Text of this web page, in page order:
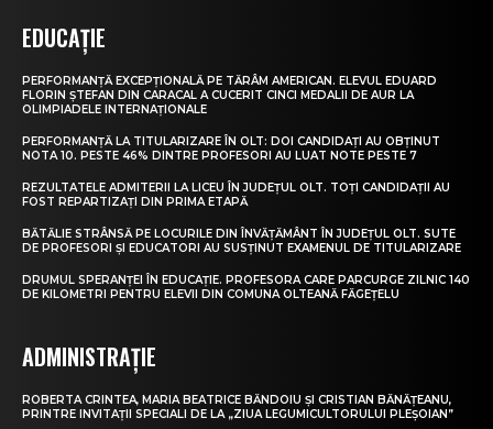
EDUCAȚIE
PERFORMANȚĂ EXCEPȚIONALĂ PE TĂRÂM AMERICAN. ELEVUL EDUARD
FLORIN ȘTEFAN DIN CARACAL A CUCERIT CINCI MEDALII DE AUR LA
OLIMPIADELE INTERNAȚIONALE
PERFORMANȚĂ LA TITULARIZARE ÎN OLT: DOI CANDIDAȚI AU OBȚINUT
NOTA 10. PESTE 46% DINTRE PROFESORI AU LUAT NOTE PESTE 7
REZULTATELE ADMITERII LA LICEU ÎN JUDEȚUL OLT. TOȚI CANDIDAȚII AU
FOST REPARTIZAȚI DIN PRIMA ETAPĂ
BĂTĂLIE STRÂNSĂ PE LOCURILE DIN ÎNVĂȚĂMÂNT ÎN JUDEȚUL OLT. SUTE
DE PROFESORI ȘI EDUCATORI AU SUSȚINUT EXAMENUL DE TITULARIZARE
DRUMUL SPERANȚEI ÎN EDUCAȚIE. PROFESORA CARE PARCURGE ZILNIC 140
DE KILOMETRI PENTRU ELEVII DIN COMUNA OLTEANĂ FĂGEȚELU
ADMINISTRAȚIE
ROBERTA CRINTEA, MARIA BEATRICE BĂNDOIU ȘI CRISTIAN BĂNĂȚEANU,
PRINTRE INVITAȚII SPECIALI DE LA „ZIUA LEGUMICULTORULUI PLEȘOIAN”